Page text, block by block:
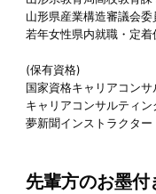
山形県産業構造審議会委
若年女性県内就職・定着
(保有資格)
国家資格キャリアコンサ
キャリアコンサルティン
夢新聞インストラクター
先輩方のお墨付